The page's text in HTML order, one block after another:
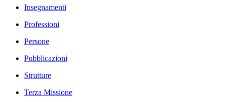
Insegnamenti
Professioni
Persone
Pubblicazioni
Strutture
Terza Missione